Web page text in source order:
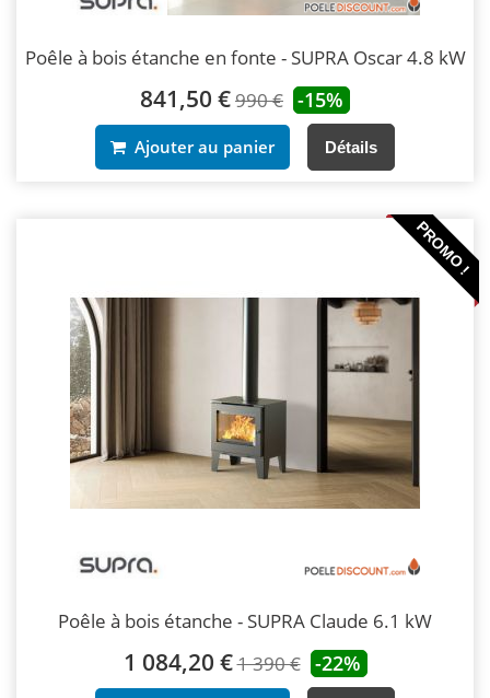
Poêle à bois étanche en fonte - SUPRA Oscar 4.8 kW
841,50 €990 € -15%
Ajouter au panier Détails
PROMO !
Poêle à bois étanche - SUPRA Claude 6.1 kW
1 084,20 €1 390 € -22%